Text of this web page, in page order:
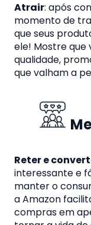
Atrair: após
momento de
que seus
ele! Mostre que
qualidade,
que valham a
Reter e
interessante e
manter o
a Amazon
compras em